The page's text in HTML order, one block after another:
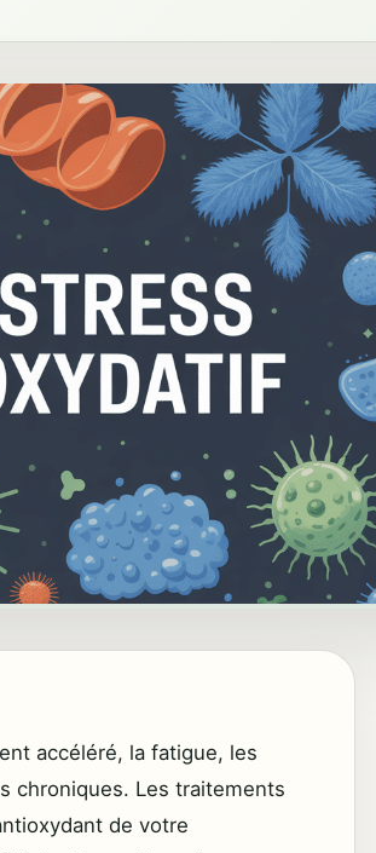
accéléré, la fatigue, les
chroniques. Les traitements
de votre